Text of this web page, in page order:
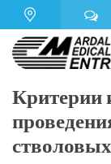
Критерии